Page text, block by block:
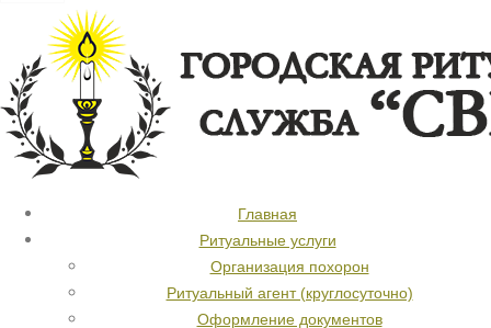
Главная
Ритуальные услуги
Организация похорон
Ритуальный агент (круглосуточно)
Оформление документов